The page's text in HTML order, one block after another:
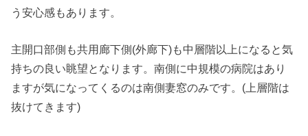
う安心感もあります。
主開口部側も共用廊下側(外廊下)も中層階以上になると気
持ちの良い眺望となります。南側に中規模の病院はあり
ますが気になってくるのは南側妻窓のみです。(上層階は
抜けてきます)